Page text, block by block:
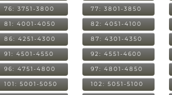
76: 3751-3800 77: 3801-3850
81: 4001-4050 82: 4051-4100
86: 4251-4300 87: 4301-4350
91: 4501-4550 92: 4551-4600
96: 4751-4800 97: 4801-4850
101: 5001-5050 102: 5051-5100